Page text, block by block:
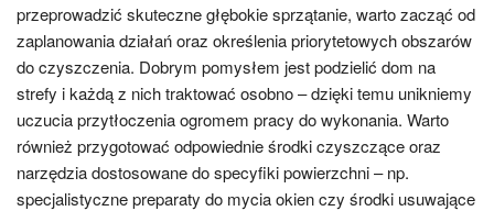
przeprowadzić skuteczne głębokie sprzątanie, warto zacząć od
zaplanowania działań oraz określenia priorytetowych obszarów
do czyszczenia. Dobrym pomysłem jest podzielić dom na
strefy i każdą z nich traktować osobno – dzięki temu unikniemy
uczucia przytłoczenia ogromem pracy do wykonania. Warto
również przygotować odpowiednie środki czyszczące oraz
narzędzia dostosowane do specyfiki powierzchni – np.
specjalistyczne preparaty do mycia okien czy środki usuwające